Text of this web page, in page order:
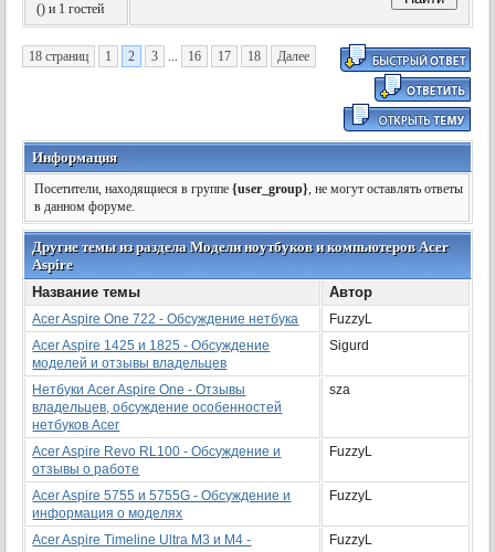
() и 1 гостей
18 страниц 1 2 3 ... 16 17 18 Далее
Информация
Посетители, находящиеся в группе{user_group}, не могут оставлять ответы
в данном форуме.
Другие темы из раздела Модели ноутбуков и компьютеров Acer
Aspire
Название темы
Автор
Acer Aspire One 722 - Обсуждение нетбука
FuzzyL
Acer Aspire 1425 и 1825 - Обсуждение
моделей и отзывы владельцев
Sigurd
Нетбуки Acer Aspire One - Отзывы
владельцев, обсуждение особенностей
нетбуков Acer
sza
Acer Aspire Revo RL100 - Обсуждение и
отзывы о работе
FuzzyL
Acer Aspire 5755 и 5755G - Обсуждение и
информация о моделях
FuzzyL
Acer Aspire Timeline Ultra M3 и M4 -
FuzzyL